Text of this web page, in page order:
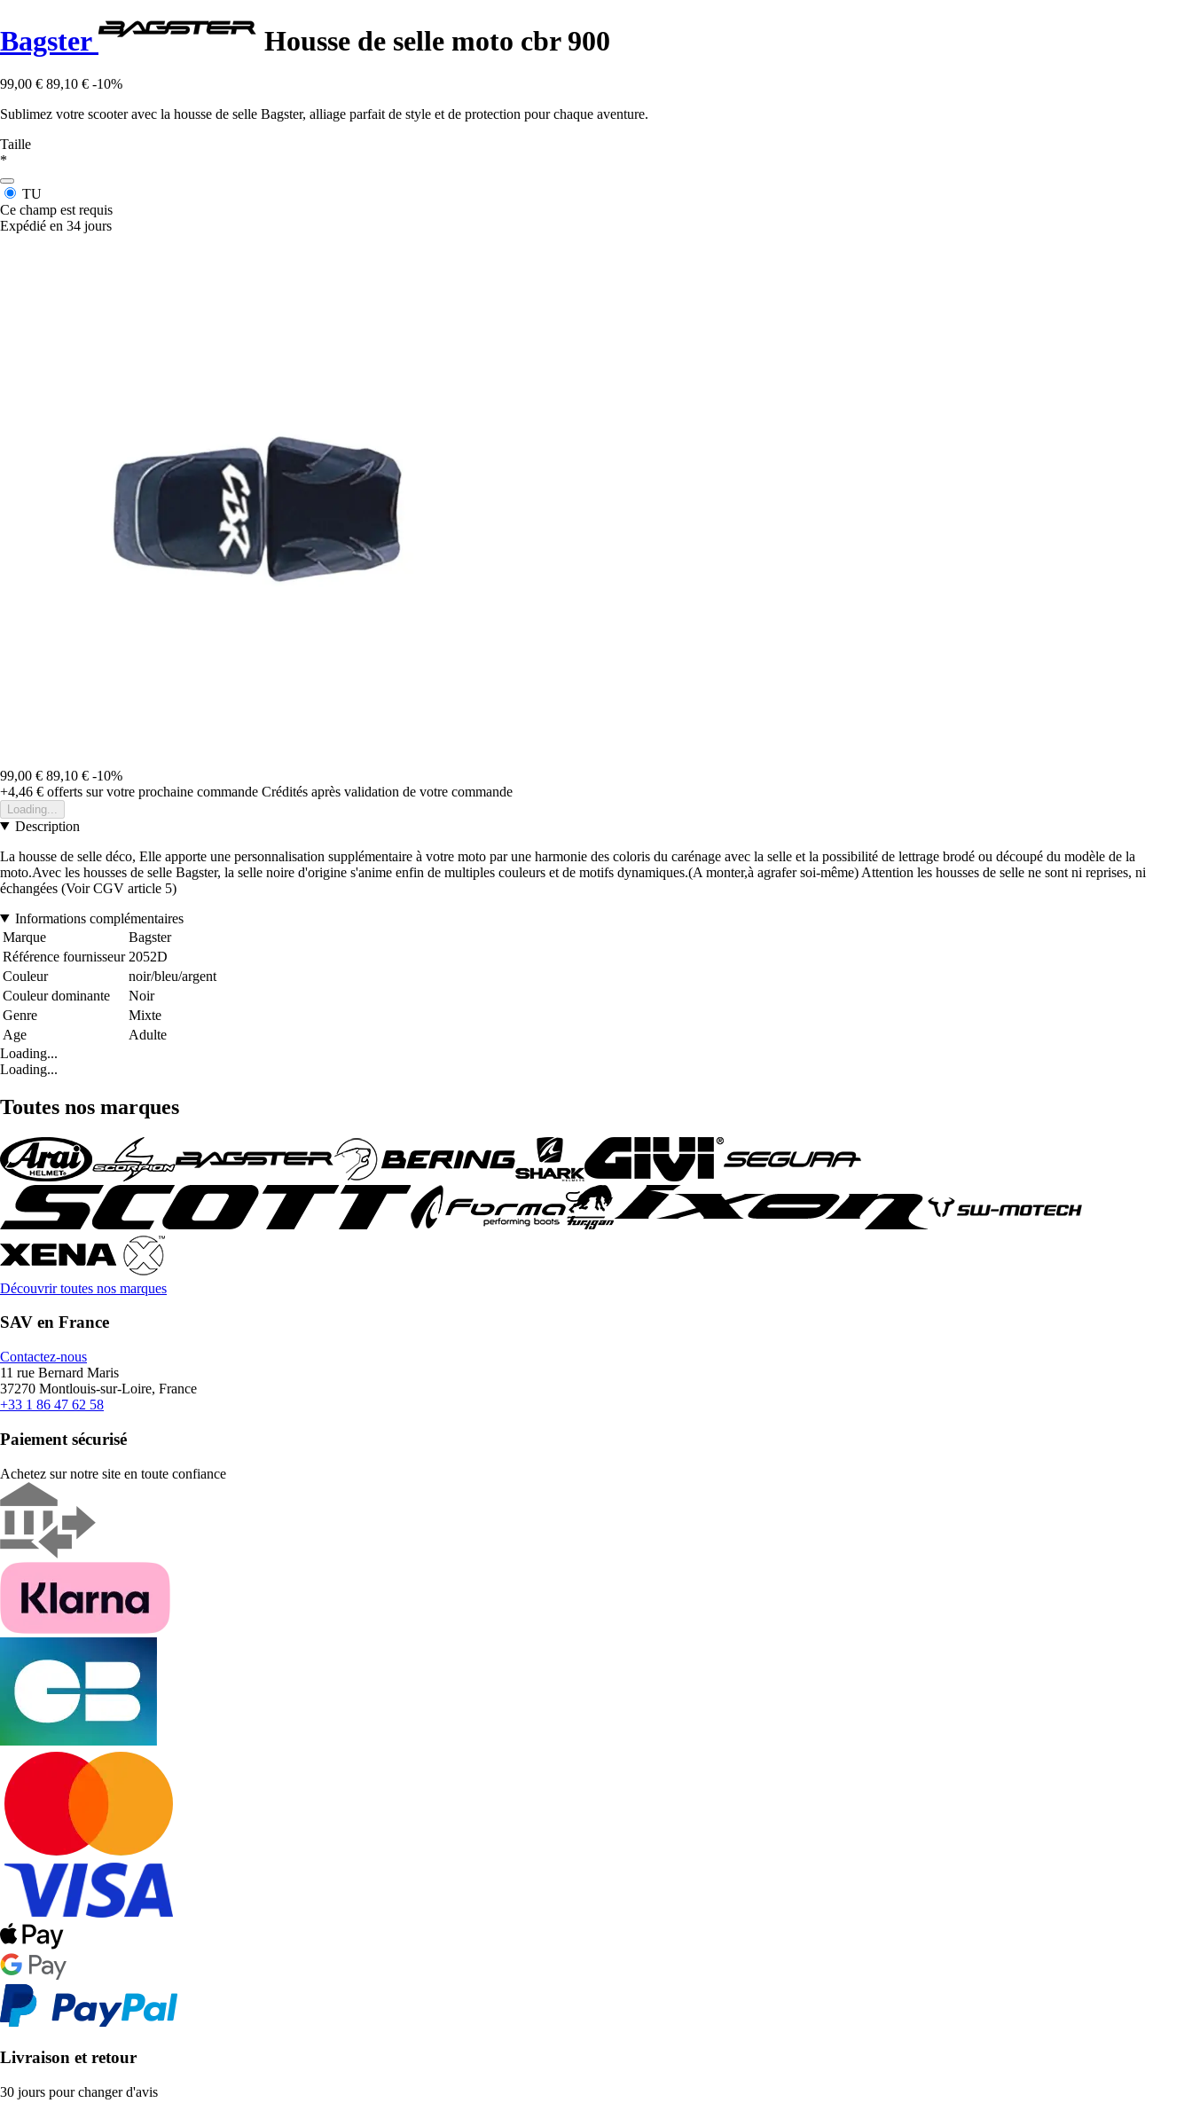
Bagster Housse de selle moto cbr 900
99,00 € 89,10 € -10%
Sublimez votre scooter avec la housse de selle Bagster, alliage parfait de style et de protection pour chaque aventure.
Taille
*
TU
Ce champ est requis
Expédié en 34 jours
99,00 € 89,10 € -10%
+4,46 € offerts sur votre prochaine commande Crédités après validation de votre commande
Loading...
Description
La housse de selle déco, Elle apporte une personnalisation supplémentaire à votre moto par une harmonie des coloris du carénage avec la selle et la possibilité de lettrage brodé ou découpé du modèle de la
moto.Avec les housses de selle Bagster, la selle noire d'origine s'anime enfin de multiples couleurs et de motifs dynamiques.(A monter,à agrafer soi-même) Attention les housses de selle ne sont ni reprises, ni
échangées (Voir CGV article 5)
Informations complémentaires
Marque
Bagster
Référence fournisseur 2052D
Couleur
noir/bleu/argent
Couleur dominante
Noir
Genre
Mixte
Age
Adulte
Loading...
Loading...
Toutes nos marques
Découvrir toutes nos marques
SAV en France
Contactez-nous
11 rue Bernard Maris
37270 Montlouis-sur-Loire, France
+33 1 86 47 62 58
Paiement sécurisé
Achetez sur notre site en toute confiance
Livraison et retour
30 jours pour changer d'avis